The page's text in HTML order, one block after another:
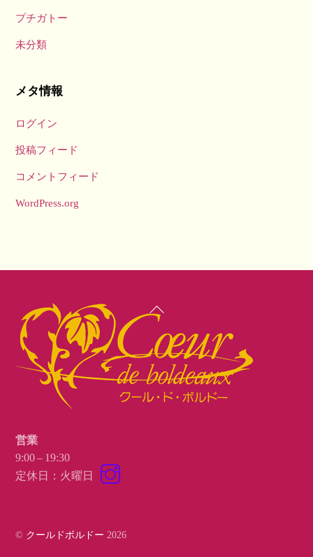
プチガトー
未分類
メタ情報
ログイン
投稿フィード
コメントフィード
WordPress.org
Back
To
Top
営業
9:00 – 19:30
定休日：火曜日
© クールドボルドー 2026